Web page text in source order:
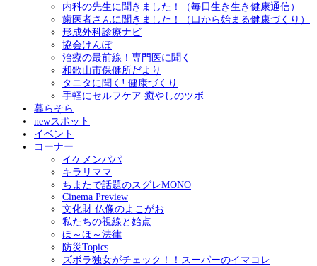
内科の先生に聞きました！（毎日生き生き健康通信）
歯医者さんに聞きました！（口から始まる健康づくり）
形成外科診療ナビ
協会けんぽ
治療の最前線！専門医に聞く
和歌山市保健所だより
タニタに聞く! 健康づくり
手軽にセルフケア 癒やしのツボ
暮らそら
newスポット
イベント
コーナー
イケメンパパ
キラリママ
ちまたで話題のスグレMONO
Cinema Preview
文化財 仏像のよこがお
私たちの視線と始点
ほ～ほ～法律
防災Topics
ズボラ独女がチェック！！スーパーのイマコレ